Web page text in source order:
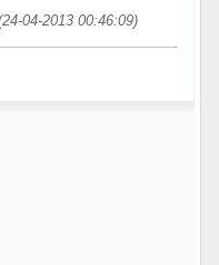
04-2013 00:46:09)